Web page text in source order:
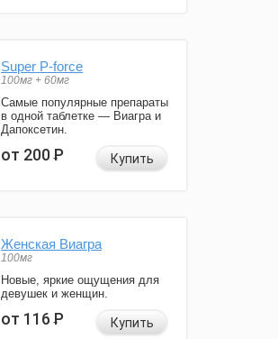
Super P-force
100мг + 60мг
Самые популярные препараты
в одной таблетке — Виагра и
Дапоксетин.
от 200Р Купить
Женская Виагра
100мг
Новые, яркие ощущения для
девушек и женщин.
от 116Р Купить